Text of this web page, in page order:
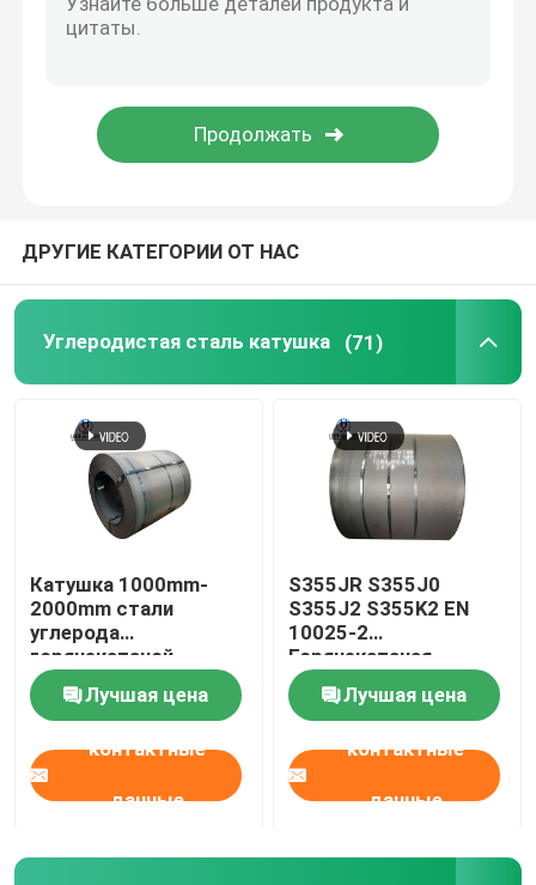
Стержень из углеродистой стали
Стальной железнодорожный путь
Стальные профили
ДРУГИЕ КАТЕГОРИИ ОТ НАС
Углеродистая сталь катушка (71)
Катушка 1000mm-
2000mm стали
углерода
горячекатаной
катушки Q355 A36
HRC горячекатаная
Лучшая цена
контактные
данные
S355JR S355J0
S355J2 S355K2 EN
10025-2
Горячекатаная
рулонная сталь
Травление и смазка
Горячекатаная
стальная рулонная
сталь
Лучшая цена
контактные
данные